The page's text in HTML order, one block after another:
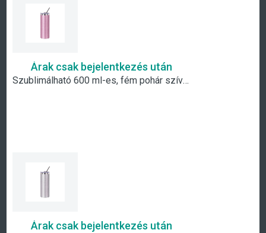
Árak csak bejelentkezés után
Szublimálható 600 ml-es, fém pohár szívószállal- pink csillámos
Árak csak bejelentkezés után